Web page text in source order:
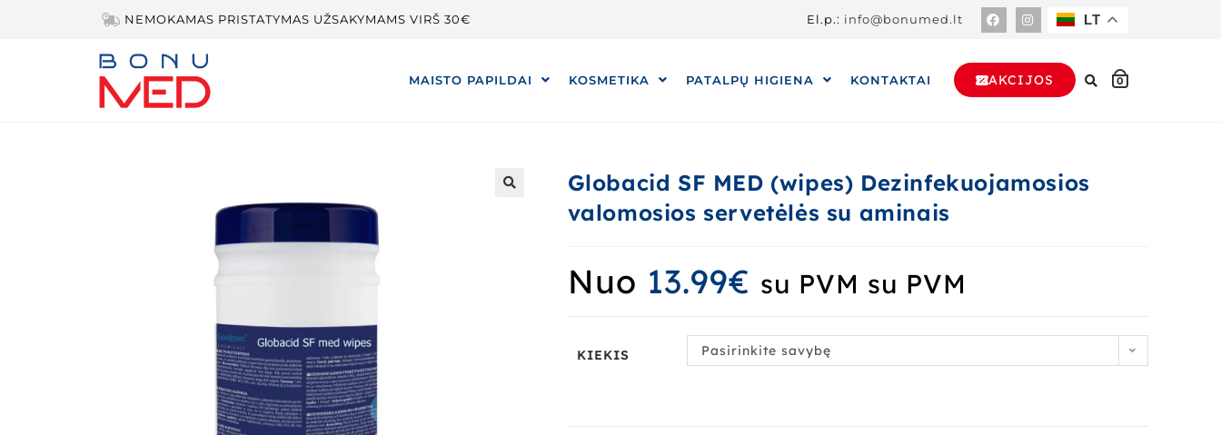
NEMOKAMAS PRISTATYMAS UŽSAKYMAMS VIRŠ 30€ El.p.: info@bonumed.lt LT
MAISTO PAPILDAI KOSMETIKA PATALPŲ HIGIENA KONTAKTAI AKCIJOS 0
Globacid SF MED (wipes) Dezinfekuojamosios
valomosios servetėlės su aminais
Nuo 13.99€ su PVM su PVM
KIEKIS Pasirinkite savybę